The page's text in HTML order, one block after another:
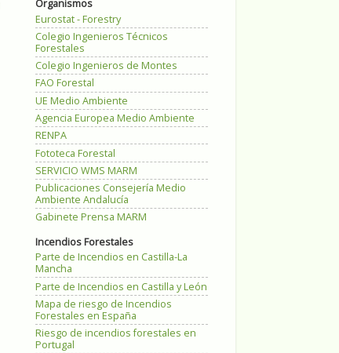
Organismos
Eurostat - Forestry
Colegio Ingenieros Técnicos
Forestales
Colegio Ingenieros de Montes
FAO Forestal
UE Medio Ambiente
Agencia Europea Medio Ambiente
RENPA
Fototeca Forestal
SERVICIO WMS MARM
Publicaciones Consejería Medio
Ambiente Andalucía
Gabinete Prensa MARM
Incendios Forestales
Parte de Incendios en Castilla-La
Mancha
Parte de Incendios en Castilla y León
Mapa de riesgo de Incendios
Forestales en España
Riesgo de incendios forestales en
Portugal